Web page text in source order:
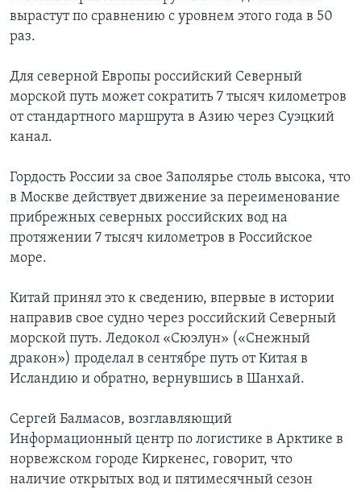
вырастут по сравнению с уровнем этого года в 50
раз.
Для северной Европы российский Северный
морской путь может сократить 7 тысяч километров
от стандартного маршрута в Азию через Суэцкий
канал.
Гордость России за свое Заполярье столь высока, что
в Москве действует движение за переименование
прибрежных северных российских вод на
протяжении 7 тысяч километров в Российское
море.
Китай принял это к сведению, впервые в истории
направив свое судно через российский Северный
морской путь. Ледокол «Сюэлун» («Снежный
дракон») проделал в сентябре путь от Китая в
Исландию и обратно, вернувшись в Шанхай.
Сергей Балмасов, возглавляющий
Информационный центр по логистике в Арктике в
норвежском городе Киркенес, говорит, что
наличие открытых вод и пятимесячный сезон